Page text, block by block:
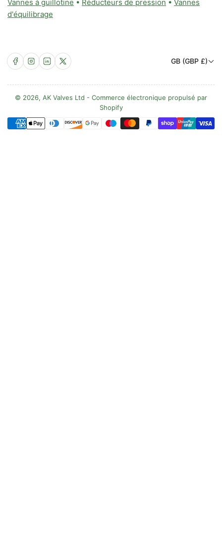
Vannes à guillotine • Réducteurs de pression • Vannes
d'équilibrage
Facebook
Instagram
LinkedIn
X
P
y
s
R
GB (GBP £)
© 2026, AK Valves Ltd - Commerce électronique propulsé par
Shopify
Méthodes
de